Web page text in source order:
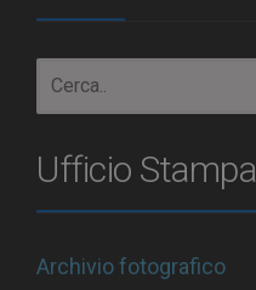
Ufficio Stampa
Archivio fotografico